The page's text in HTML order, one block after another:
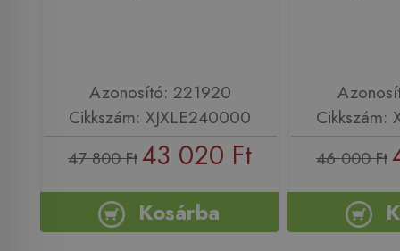
Azonosító: 221920
Cikkszám: XJXLE240000
47 800 Ft43 020 Ft
Kosárba
Cikkszám:
46 000 Ft